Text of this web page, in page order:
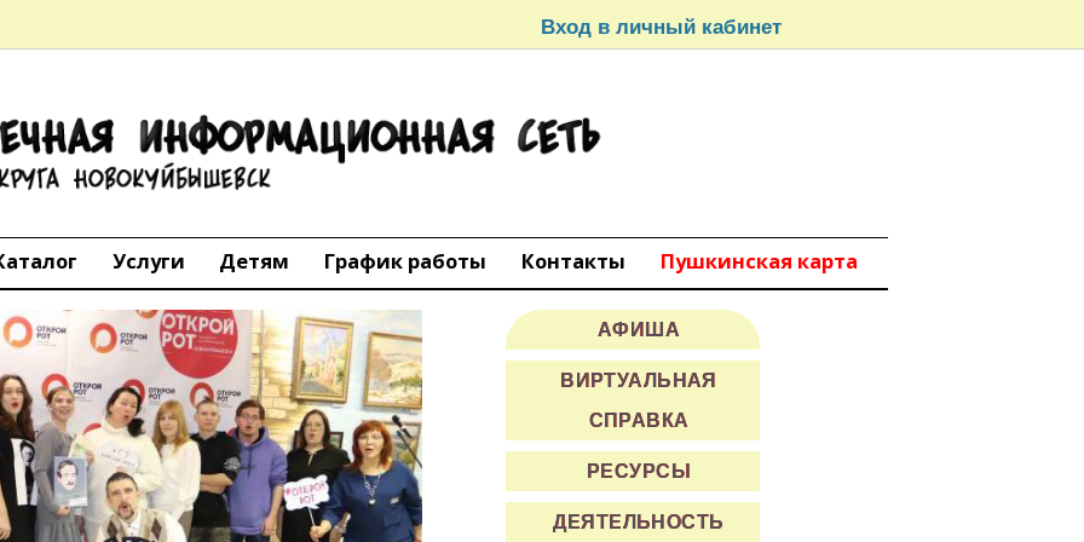
Вход в личный кабинет
СЕТЬ
округа Новокуйбышевск
Услуги Детям График работы Контакты Пушкинская карта
АФИША
ВИРТУАЛЬНАЯ
СПРАВКА
РЕСУРСЫ
ДЕЯТЕЛЬНОСТЬ